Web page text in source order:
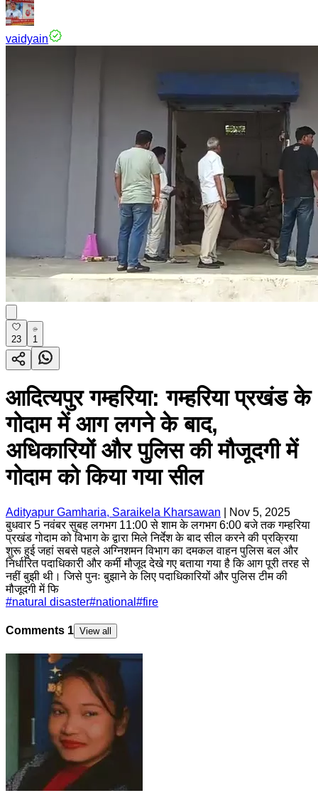
vaidyain
23 1
आदित्यपुर गम्हरिया: गम्हरिया प्रखंड के
गोदाम में आग लगने के बाद,
अधिकारियों और पुलिस की मौजूदगी में
गोदाम को किया गया सील
Adityapur Gamharia, Saraikela Kharsawan
Nov 5, 2025
बुधवार 5 नवंबर सुबह लगभग 11:00 से शाम के लगभग 6:00 बजे तक गम्हरिया
प्रखंड गोदाम को विभाग के द्वारा मिले निर्देश के बाद सील करने की प्रक्रिया
शुरू हुई जहां सबसे पहले अग्निशमन विभाग का दमकल वाहन पुलिस बल और
निर्धारित पदाधिकारी और कर्मी मौजूद देखे गए बताया गया है कि आग पूरी तरह से
नहीं बुझी थी। जिसे पुनः बुझाने के लिए पदाधिकारियों और पुलिस टीम की
मौजूदगी में फि
#natural disaster#national #fire
Comments 1 View all